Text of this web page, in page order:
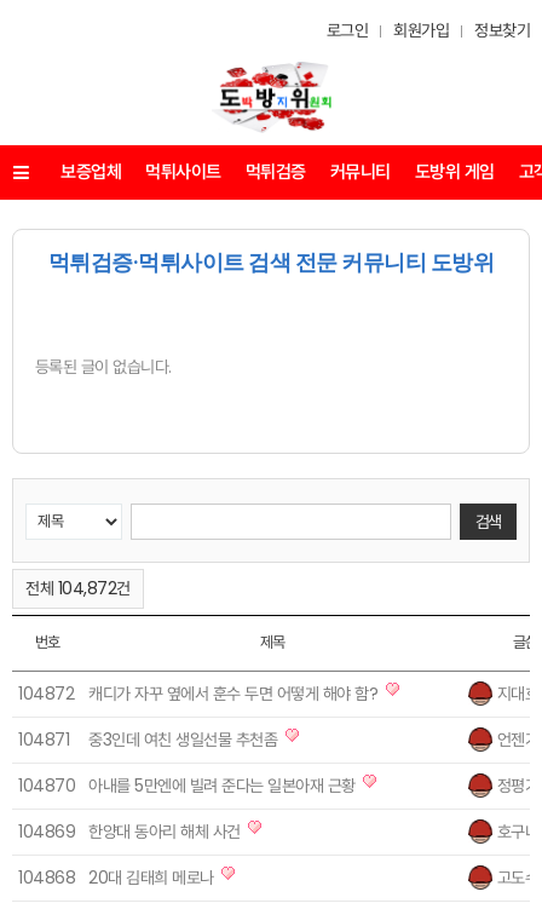
로그인 회원가입 정보찾기
메뉴 보증업체 먹튀사이트 먹튀검증 커뮤니티 도방위 게임 고
먹튀검증·먹튀사이트 검색 전문 커뮤니티 도방위
등록된 글이 없습니다.
전체 104,872건
번호 제목 글쓴
104872 캐디가 자꾸 옆에서 훈수 두면 어떻게 해야 함?
지대호
104871
중3인데 여친 생일선물 추천좀
언젠
104870 아내를 5만엔에 빌려 준다는 일본아재 근황
정평기
104869 한양대 동아리 해체 사건
호구
104868 20대 김태희 메로나
고도수